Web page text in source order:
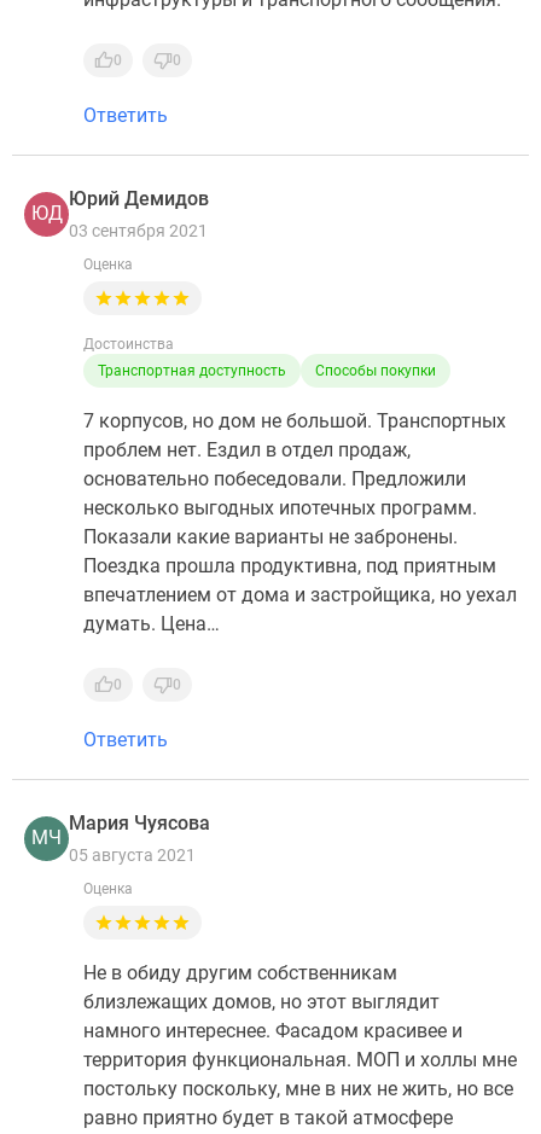
0 0
Ответить
ЮД
Юрий Демидов
03 сентября 2021
Оценка
Достоинства
Транспортная доступность
Способы покупки
7 корпусов, но дом не большой. Транспортных
проблем нет. Ездил в отдел продаж,
основательно побеседовали. Предложили
несколько выгодных ипотечных программ.
Показали какие варианты не забронены.
Поездка прошла продуктивна, под приятным
впечатлением от дома и застройщика, но уехал
думать. Цена…
0 0
Ответить
МЧ
Мария Чуясова
05 августа 2021
Оценка
Не в обиду другим собственникам
близлежащих домов, но этот выглядит
намного интереснее. Фасадом красивее и
территория функциональная. МОП и холлы мне
постольку поскольку, мне в них не жить, но все
равно приятно будет в такой атмосфере